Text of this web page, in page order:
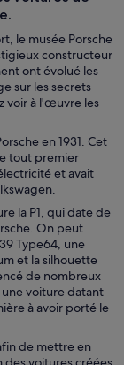
le musée Porsche
constructeur
ont évolué les
sur les secrets
voir à l'œuvre les
en 1931. Cet
tout premier
et avait
la P1, qui date de
On peut
Type64, une
et la silhouette
de nombreux
une voiture datant
à avoir porté le
de mettre en